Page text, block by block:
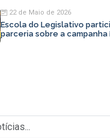
22 de Maio de 2026
Escola do Legislativo
parceria sobre a campanha